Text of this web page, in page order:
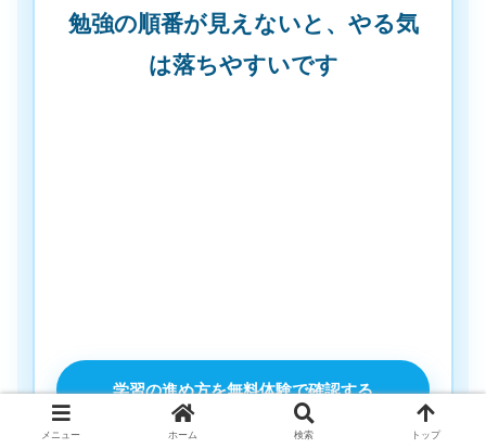
勉強の順番が見えないと、やる気
は落ちやすいです
学習の進め方を無料体験で確認する
※講座内容・料金・キャンペーンは変更される場合があり
メニュー ホーム 検索 トップ